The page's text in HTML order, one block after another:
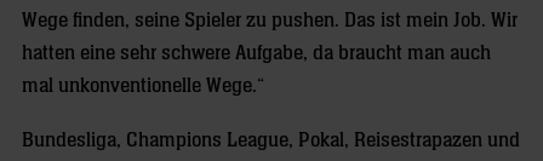
Wege finden, seine Spieler zu pushen. Das ist mein Job. Wir
hatten eine sehr schwere Aufgabe, da braucht man auch
mal unkonventionelle Wege.“
Bundesliga, Champions League, Pokal, Reisestrapazen und